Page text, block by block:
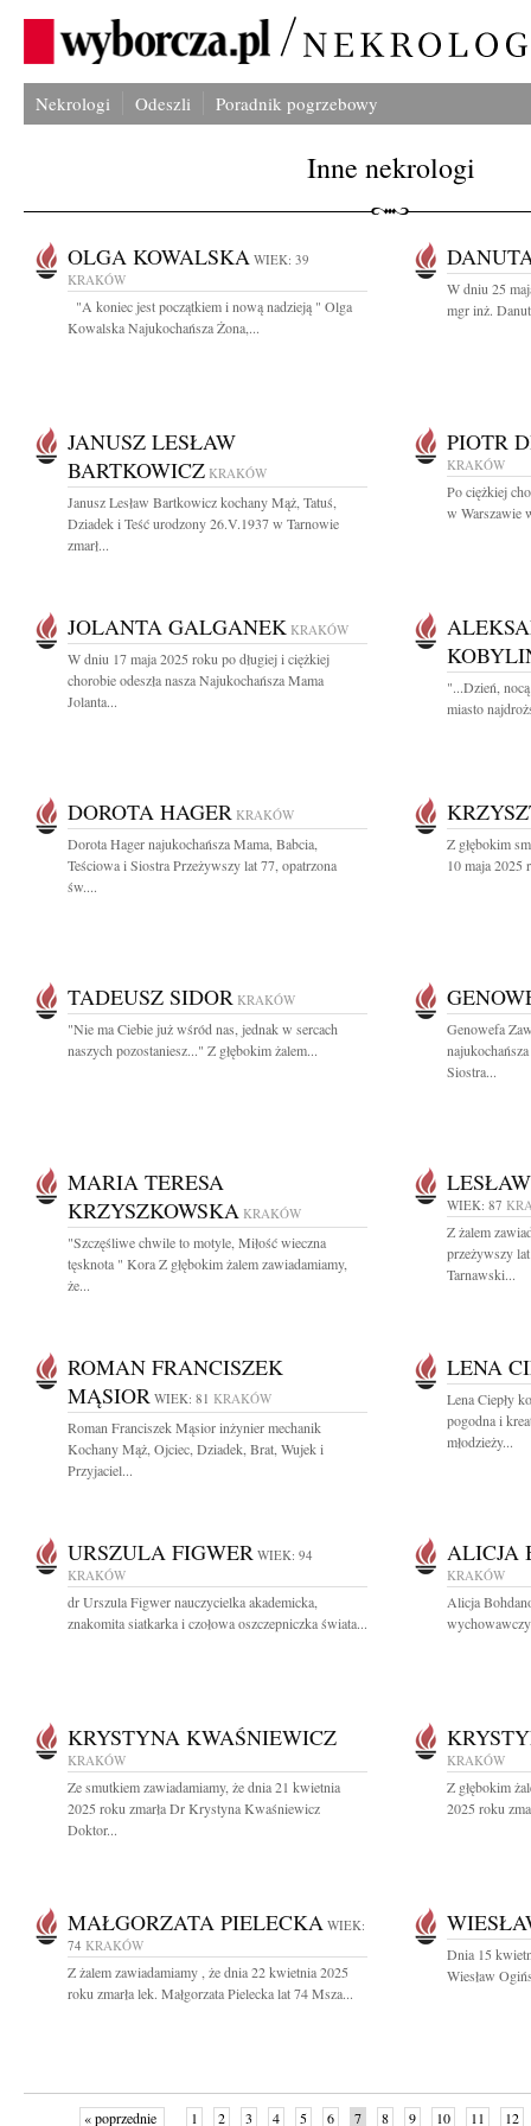
Nekrologi Odeszli Poradnik pogrzebowy
Inne nekrologi
OLGA KOWALSKA WIEK: 39
KRAKÓW
"A koniec jest początkiem i nową nadzieją " Olga
Kowalska Najukochańsza Żona,...
W dniu 25
mgr inż.
JANUSZ LESŁAW
BARTKOWICZ KRAKÓW
Janusz Lesław Bartkowicz kochany Mąż, Tatuś,
Dziadek i Teść urodzony 26.V.1937 w Tarnowie
zmarł...
PIOTR
KRAKÓW
Po ciężkiej
w Warszawie
JOLANTA GALGANEK KRAKÓW
W dniu 17 maja 2025 roku po długiej i ciężkiej
chorobie odeszła nasza Najukochańsza Mama
Jolanta...
"...Dzień,
miasto
DOROTA HAGER KRAKÓW
Dorota Hager najukochańsza Mama, Babcia,
Teściowa i Siostra Przeżywszy lat 77, opatrzona
św....
Z głębokim
10 maja 2025
TADEUSZ SIDOR KRAKÓW
"Nie ma Ciebie już wśród nas, jednak w sercach
naszych pozostaniesz..." Z głębokim żalem...
Genowefa
Siostra...
MARIA TERESA
KRZYSZKOWSKA KRAKÓW
"Szczęśliwe chwile to motyle, Miłość wieczna
tęsknota " Kora Z głębokim żalem zawiadamiamy,
że...
WIEK: 87
Z żalem
przeżywszy
Tarnawski...
ROMAN FRANCISZEK
MĄSIOR WIEK: 81 KRAKÓW
Roman Franciszek Mąsior inżynier mechanik
Kochany Mąż, Ojciec, Dziadek, Brat, Wujek i
Przyjaciel...
LENA
Lena Ciepły
pogodna i
młodzieży...
URSZULA FIGWER WIEK: 94
KRAKÓW
dr Urszula Figwer nauczycielka akademicka,
znakomita siatkarka i czołowa oszczepniczka świata...
ALICJA
KRAKÓW
Alicja
KRYSTYNA KWAŚNIEWICZ
KRAKÓW
Ze smutkiem zawiadamiamy, że dnia 21 kwietnia
2025 roku zmarła Dr Krystyna Kwaśniewicz
Doktor...
KRAKÓW
Z głębokim
2025 roku
MAŁGORZATA PIELECKA WIEK:
74 KRAKÓW
Z żalem zawiadamiamy , że dnia 22 kwietnia 2025
roku zmarła lek. Małgorzata Pielecka lat 74 Msza...
Dnia 15
Wiesław
« poprzednie 1 2 3 4 5 6 7 8 9 10 11 12